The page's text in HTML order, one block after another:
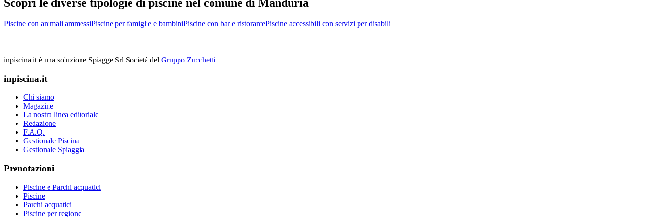
Scopri le diverse tipologie di piscine nel comune di Manduria
Piscine con animali ammessiPiscine per famiglie e bambiniPiscine con bar e ristorantePiscine accessibili con servizi per disabili
inpiscina.it è una soluzione Spiagge Srl Società del Gruppo Zucchetti
inpiscina.it
Chi siamo
Magazine
La nostra linea editoriale
Redazione
F.A.Q.
Gestionale Piscina
Gestionale Spiaggia
Prenotazioni
Piscine e Parchi acquatici
Piscine
Parchi acquatici
Piscine per regione